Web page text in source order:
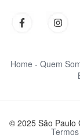
Home - Quem
© 2025 São